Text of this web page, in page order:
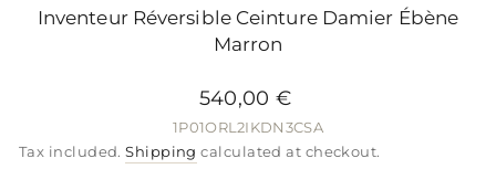
Inventeur Réversible Ceinture Damier Ébène
Marron
Regular
price
Sale
price
Regular
price
540,00 €
1P01ORL2IKDN3CSA
Tax included.Shipping calculated at checkout.